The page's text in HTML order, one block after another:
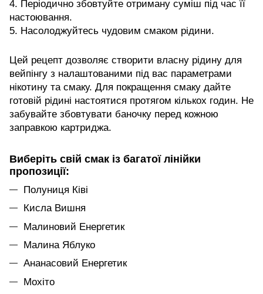
4. Періодично збовтуйте отриману суміш під час її
настоювання.
5. Насолоджуйтесь чудовим смаком рідини.
Цей рецепт дозволяє створити власну рідину для
вейпінгу з налаштованими під вас параметрами
нікотину та смаку. Для покращення смаку дайте
готовій рідині настоятися протягом кількох годин. Не
забувайте збовтувати баночку перед кожною
заправкою картриджа.
Виберіть свій смак із багатої лінійки
пропозиції:
Полуниця Ківі
Кисла Вишня
Малиновий Енергетик
Малина Яблуко
Ананасовий Енергетик
Мохіто